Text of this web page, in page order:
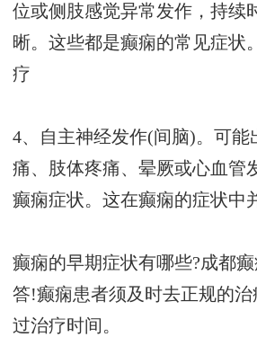
位或侧肢感觉异常发作，持续
晰。这些都是癫痫的常见症状。
疗
4、自主神经发作(间脑)。可能
痛、肢体疼痛、晕厥或心血管
癫痫症状。这在癫痫的症状中
癫痫的早期症状有哪些?成都
答!癫痫患者须及时去正规的
过治疗时间。